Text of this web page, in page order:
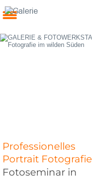
Professionelles
Portrait Fotografie
Fotoseminar in